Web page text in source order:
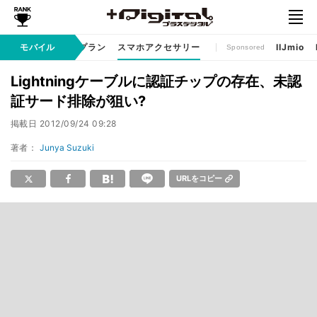
モバイル
ームアプリ 料金プラン スマホアクセサリー Sponsored IIJmio
Lightningケーブルに認証チップの存在、未認
証サード排除が狙い?
掲載日 2012/09/24 09:28
著者： Junya Suzuki
URLをコピー